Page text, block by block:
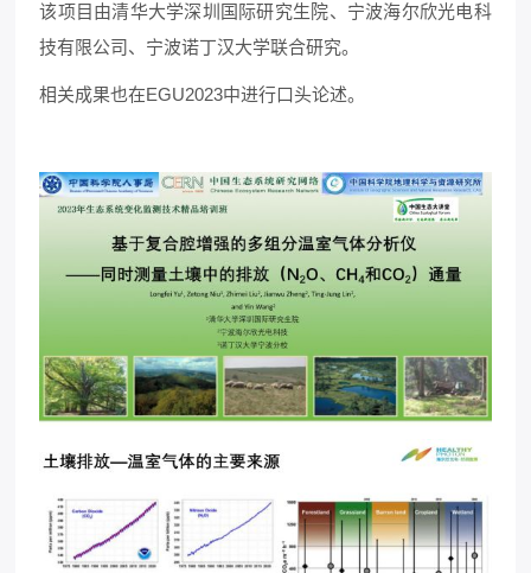
该项目由清华大学深圳国际研究生院、宁波海尔欣光电科
技有限公司、宁波诺丁汉大学联合研究。
相关成果也在EGU2023中进行口头论述。